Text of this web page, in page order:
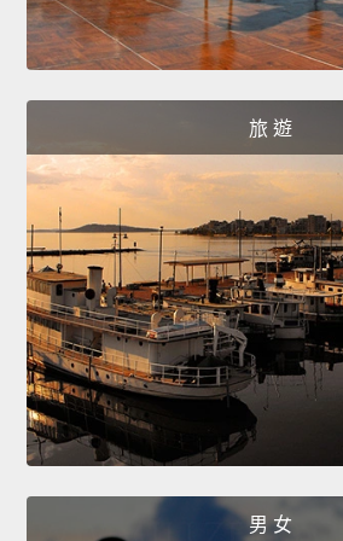
旅 遊
男 女